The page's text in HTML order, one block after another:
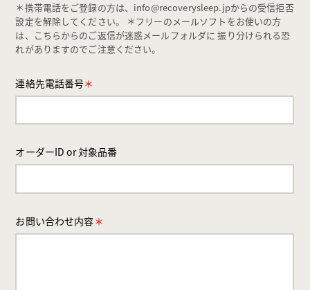
＊携帯電話をご登録の方は、info@recoverysleep.jpからの受信拒否
設定を解除してください。
＊フリーのメールソフトをお使いの方
は、こちらからのご返信が迷惑メールフォルダに 振り分けられる恐
れがありますのでご注意ください。
連絡先電話番号＊
オーダーID or 対象品番
お問い合わせ内容＊